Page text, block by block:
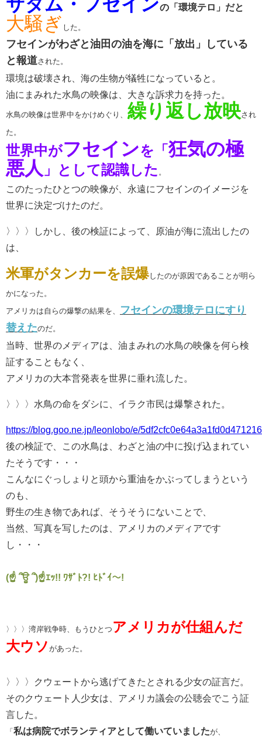
サダム・フセインの「環境テロ」だと
大騒ぎ した。
フセインがわざと油田の油を海に「放出」している
と報道された。
環境は破壊され、海の生物が犠牲になっていると。
油にまみれた水鳥の映像は、大きな訴求力を持った。
水鳥の映像は世界中をかけめぐり、 繰り返し放映され
た。
世界中がフセインを「 狂気の極
悪人 」として認識した 。
このたったひとつの映像が、永遠にフセインのイメージを
世界に決定づけたのだ。
〉〉〉しかし、後の検証によって、原油が海に流出したの
は、
米軍がタンカーを誤爆したのが原因であることが明ら
かになった。
アメリカは自らの爆撃の結果を、
フセインの環境テロにすり
替えたのだ。
当時、世界のメディアは、油まみれの水鳥の映像を何ら検
証することもなく、
アメリカの大本営発表を世界に垂れ流した。
〉〉〉水鳥の命をダシに、イラク市民は爆撃された。
https://blog.goo.ne.jp/leonlobo/e/
後の検証で、この水鳥は、わざと油の中に投げ込まれてい
たそうです・・・
こんなにぐっしょりと頭から重油をかぶってしまうという
のも、
野生の生き物であれば、そうそうにないことで、
当然、写真を写したのは、アメリカのメディアです
し・・・
(☝ ՞ਊ ՞)☝ｴｯ!! ﾜｻﾞﾄ?! ﾋﾄﾞｲ～!
〉〉〉湾岸戦争時、もうひとつ アメリカが仕組んだ
大ウソ があった。
〉〉〉クウェートから逃げてきたとされる少女の証言だ。
そのクウェート人少女は、アメリカ議会の公聴会でこう証
言した。
「 私は病院でボランティアとして働いていましたが、